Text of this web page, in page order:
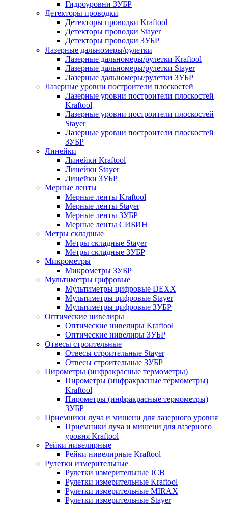
Гидроуровни ЗУБР
Детекторы проводки
Детекторы проводки Kraftool
Детекторы проводки Stayer
Детекторы проводки ЗУБР
Лазерные дальномеры/рулетки
Лазерные дальномеры/рулетки Kraftool
Лазерные дальномеры/рулетки Stayer
Лазерные дальномеры/рулетки ЗУБР
Лазерные уровни построители плоскостей
Лазерные уровни построители плоскостей
Kraftool
Лазерные уровни построители плоскостей
Stayer
Лазерные уровни построители плоскостей
ЗУБР
Линейки
Линейки Kraftool
Линейки Stayer
Линейки ЗУБР
Мерные ленты
Мерные ленты Kraftool
Мерные ленты Stayer
Мерные ленты ЗУБР
Мерные ленты СИБИН
Метры складные
Метры складные Stayer
Метры складные ЗУБР
Микрометры
Микрометры ЗУБР
Мультиметры цифровые
Мультиметры цифровые DEXX
Мультиметры цифровые Stayer
Мультиметры цифровые ЗУБР
Оптические нивелиры
Оптические нивелиры Kraftool
Оптические нивелиры ЗУБР
Отвесы строительные
Отвесы строительные Stayer
Отвесы строительные ЗУБР
Пирометры (инфракрасные термометры)
Пирометры (инфракрасные термометры)
Kraftool
Пирометры (инфракрасные термометры)
ЗУБР
Приемники луча и мишени для лазерного уровня
Приемники луча и мишени для лазерного
уровня Kraftool
Рейки нивелирные
Рейки нивелирные Kraftool
Рулетки измерительные
Рулетки измерительные JCB
Рулетки измерительные Kraftool
Рулетки измерительные MIRAX
Рулетки измерительные Stayer